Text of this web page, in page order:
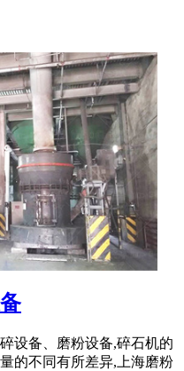
设备、磨粉设备,碎石机的
的不同有所差异,上海磨粉